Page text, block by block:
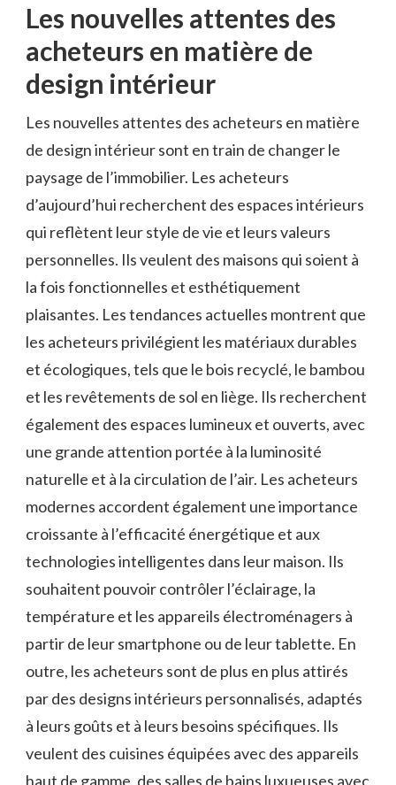
Les nouvelles attentes des
acheteurs en matière de
design intérieur
Les nouvelles attentes des acheteurs en matière
de design intérieur sont en train de changer le
paysage de l’immobilier. Les acheteurs
d’aujourd’hui recherchent des espaces intérieurs
qui reflètent leur style de vie et leurs valeurs
personnelles. Ils veulent des maisons qui soient à
la fois fonctionnelles et esthétiquement
plaisantes. Les tendances actuelles montrent que
les acheteurs privilégient les matériaux durables
et écologiques, tels que le bois recyclé, le bambou
et les revêtements de sol en liège. Ils recherchent
également des espaces lumineux et ouverts, avec
une grande attention portée à la luminosité
naturelle et à la circulation de l’air. Les acheteurs
modernes accordent également une importance
croissante à l’efficacité énergétique et aux
technologies intelligentes dans leur maison. Ils
souhaitent pouvoir contrôler l’éclairage, la
température et les appareils électroménagers à
partir de leur smartphone ou de leur tablette. En
outre, les acheteurs sont de plus en plus attirés
par des designs intérieurs personnalisés, adaptés
à leurs goûts et à leurs besoins spécifiques. Ils
veulent des cuisines équipées avec des appareils
haut de gamme, des salles de bains luxueuses avec